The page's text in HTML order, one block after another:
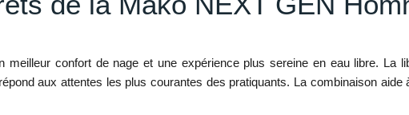
meilleur confort de nage et une expérience plus sereine en eau libre.
aux attentes les plus courantes des pratiquants. La combinaison